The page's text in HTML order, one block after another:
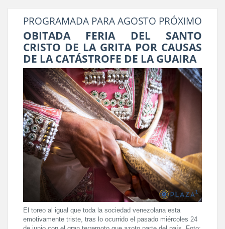
PROGRAMADA PARA AGOSTO PRÓXIMO
OBITADA FERIA DEL SANTO
CRISTO DE LA GRITA POR CAUSAS
DE LA CATÁSTROFE DE LA GUAIRA
El toreo al igual que toda la sociedad venezolana esta
emotivamente triste, tras lo ocurrido el pasado miércoles 24